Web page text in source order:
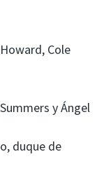
Cole
y Ángel
duque de